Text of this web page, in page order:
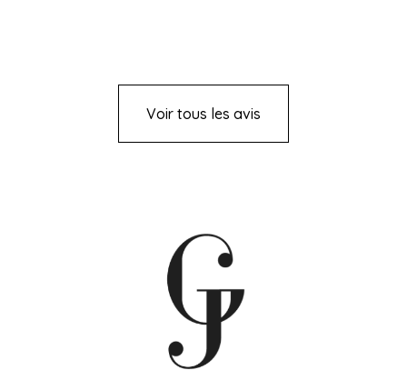
Voir tous les avis